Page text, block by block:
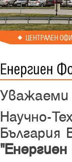
ЦЕНТРАЛЕН
Енергиен
Уважаеми
България